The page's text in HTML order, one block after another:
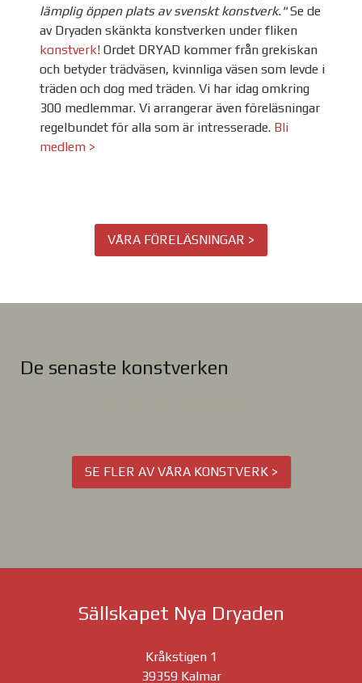
lämplig öppen plats av svenskt konstverk."Se de
av Dryaden skänkta konstverken under fliken
konstverk! Ordet DRYAD kommer från grekiskan
och betyder trädväsen, kvinnliga väsen som levde i
träden och dog med träden. Vi har idag omkring
300 medlemmar. Vi arrangerar även föreläsningar
regelbundet för alla som är intresserade. Bli
medlem >
VÅRA FÖRELÄSNINGAR >
De senaste konstverken
SE FLER AV VÅRA KONSTVERK >
Sällskapet Nya Dryaden
Kråkstigen 1
39359 Kalmar